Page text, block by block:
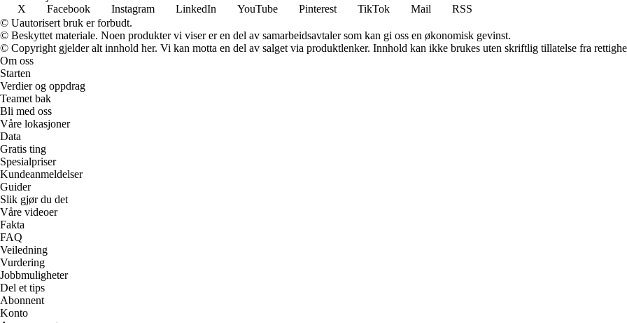
X
Facebook Instagram LinkedIn YouTube Pinterest TikTok Mail
RSS
© Uautorisert bruk er forbudt.
© Beskyttet materiale. Noen produkter vi viser er en del av samarbeidsavtaler som kan gi oss en økonomisk gevinst.
© Copyright gjelder alt innhold her. Vi kan motta en del av salget via produktlenker. Innhold kan ikke brukes uten skriftlig tillatelse fra
Om oss
Starten
Verdier og oppdrag
Teamet bak
Bli med oss
Våre lokasjoner
Data
Gratis ting
Spesialpriser
Kundeanmeldelser
Guider
Slik gjør du det
Våre videoer
Fakta
FAQ
Veiledning
Vurdering
Jobbmuligheter
Del et tips
Abonnent
Konto